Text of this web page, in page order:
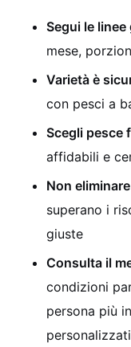
Segui le linee
mese,
Varietà è
con pesci a
Scegli pesce
affidabili e
Non
superano i
giuste
Consulta il
condizioni
persona più
personalizzati